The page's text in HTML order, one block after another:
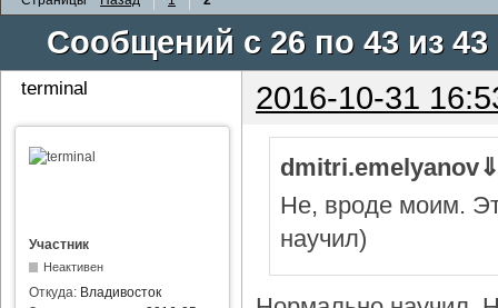
Сообщений с 26 по 43 из 43
terminal 2016-10-31
Участник
Неактивен
Откуда: Владивосток
Не, вроде моим.
научил)